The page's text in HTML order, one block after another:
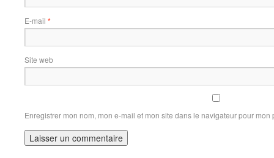
E-mail *
Site web
Enregistrer mon nom, mon e-mail et mon site dans le navigateur pour